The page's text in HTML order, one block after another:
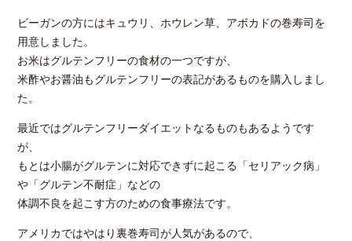
ビーガンの方にはキュウリ、ホウレン草、アボカドの巻寿司を
用意しました。
お米はグルテンフリーの食材の一つですが、
米酢やお醤油もグルテンフリーの表記があるものを購入しまし
た。
最近ではグルテンフリーダイエットなるものもあるようです
が、
もとは小腸がグルテンに対応できずに起こる「セリアック病」
や「グルテン不耐症」などの
体調不良を起こす方のための食事療法です。
アメリカではやはり裏巻寿司が人気があるので、